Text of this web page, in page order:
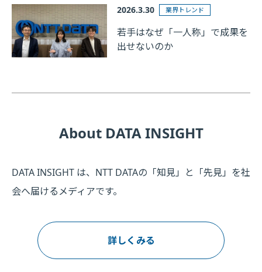
2026.3.30 業界トレンド
若手はなぜ「一人称」で成果を
出せないのか
About DATA INSIGHT
DATA INSIGHT は、NTT DATAの「知見」と「先見」を社
会へ届けるメディアです。
詳しくみる